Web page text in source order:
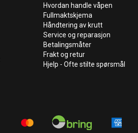
Hvordan handle våpen
Fullmaktskjema
Håndtering av krutt
Service og reparasjon
Betalingsmåter
Frakt og retur
Hjelp - Ofte stilte spørsmål